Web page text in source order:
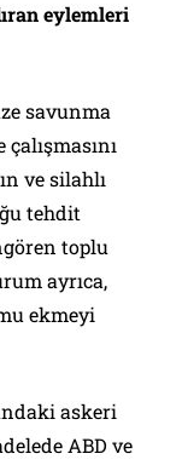
eylemleri
savunma
ve silahlı
tehdit
toplu
ayrıca,
ekmeyi
askeri
ABD ve